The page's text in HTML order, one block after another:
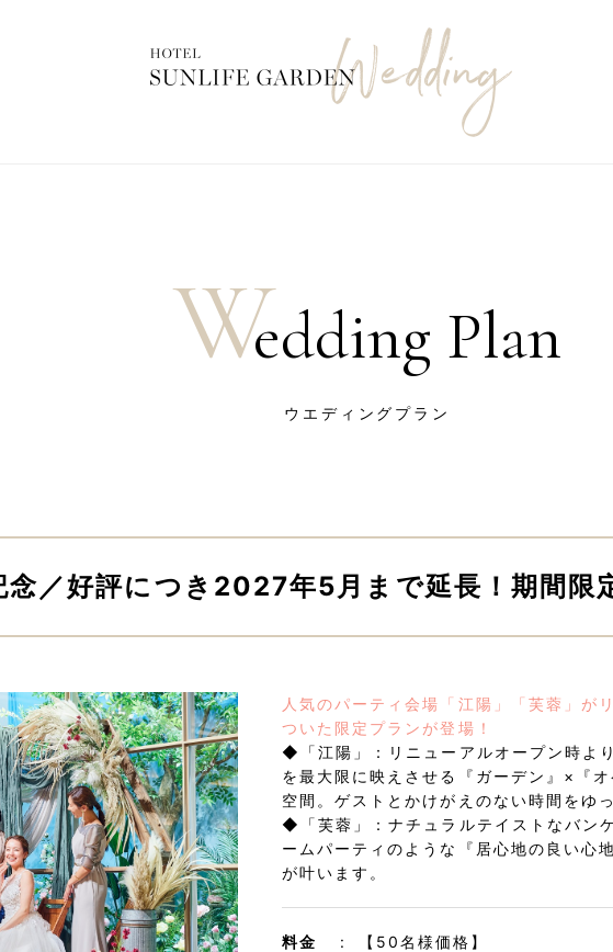
Wedding Plan
ウエディングプラン
念／好評につき2027年5月まで延長！期間限
人気のパーティ会場「江陽」「芙蓉」が
ついた限定プランが登場 ！
◆「江陽」：リニューアルオープン時よ
を最大限に映えさせる『ガーデン』×『
空間。ゲストとかけがえのない時間をゆ
◆「芙蓉」：ナチュラルテイストなバン
ームパーティのような『居心地の良い心
が叶います。
料金
【50名様価格】